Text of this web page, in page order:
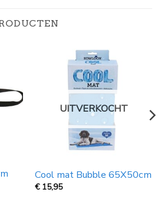
UITVERKOCHT
Cool mat Bubble 65X50cm
€ 15,95